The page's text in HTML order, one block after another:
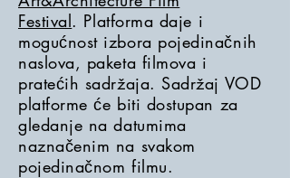
Festival. Platforma daje i
mogućnost izbora pojedinačnih
naslova, paketa filmova i
pratećih sadržaja. Sadržaj VOD
platforme će biti dostupan za
gledanje na datumima
naznačenim na svakom
pojedinačnom filmu.